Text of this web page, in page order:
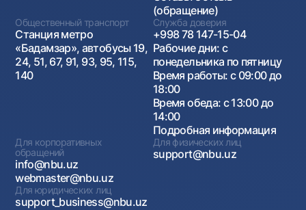
(обращение)
Общественный транспорт
Станция метро
«Бадамзар», автобусы 19,
24, 51, 67, 91, 93, 95, 115,
140
Служба доверия
+998 78 147-15-04
Рабочие дни: с
понедельника по пятницу
Время работы: с 09:00 до
18:00
Время обеда: с 13:00 до
14:00
Подробная информация
Для корпоративных
обращений
info@nbu.uz
webmaster@nbu.uz
Для физических лиц
support@nbu.uz
Для юридических лиц
support_business@nbu.uz